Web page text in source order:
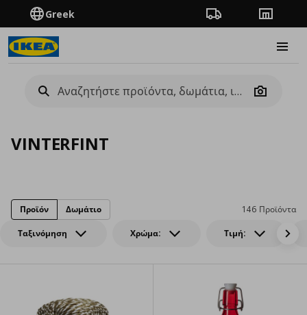
Greek Πορεία παραγγελίας
Camera
VINTERFINT
Ταξινόμηση Χρώμα: Τιμή:
146 Προϊόντα
Προϊόν Δωμάτιο